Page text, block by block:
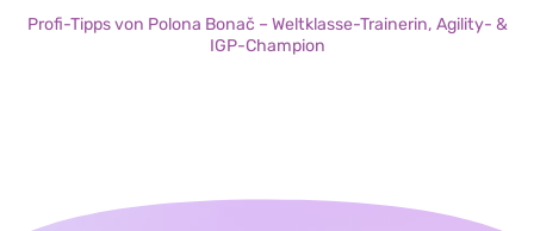
Profi-Tipps von Polona Bonač – Weltklasse-Trainerin, Agility- &
IGP-Champion